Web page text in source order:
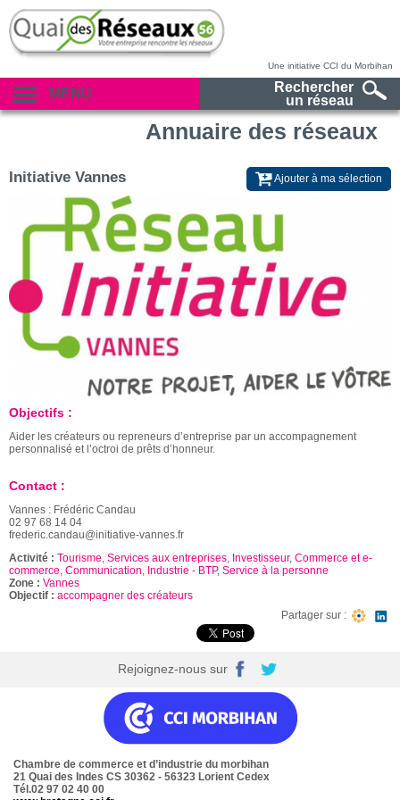
Une initiative CCI du Morbihan
MENU
Rechercher
un réseau
Annuaire des réseaux
Ajouter à ma sélection
Initiative Vannes
Objectifs :
Aider les créateurs ou repreneurs d’entreprise par un accompagnement
personnalisé et l’octroi de prêts d’honneur.
Contact :
Vannes : Frédéric Candau
02 97 68 14 04
frederic.candau@initiative-vannes.fr
Activité : Tourisme, Services aux entreprises, Investisseur, Commerce et e-
commerce, Communication, Industrie - BTP, Service à la personne
Zone : Vannes
Objectif : accompagner des créateurs
Partager sur :
Rejoignez-nous sur
Chambre de commerce et d’industrie du morbihan
21 Quai des Indes CS 30362 - 56323 Lorient Cedex
Tél.02 97 02 40 00